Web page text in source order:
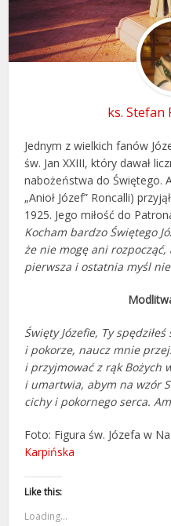
ks. Stefan
Jednym z wielkich fanów
św. Jan XXIII, który dawał
nabożeństwa do Świętego.
„Anioł Józef” Roncalli)
1925. Jego miłość do
Kocham bardzo Świętego
że nie mogę ani
pierwsza i ostatnia myśl
Święty Józefie, Ty
i pokorze, naucz mnie
i przyjmować z rąk Bożych
i umartwia, abym na wzór
cichy i pokornego serca.
Foto: Figura św. Józefa w
Karpińska
Like this:
Loading...